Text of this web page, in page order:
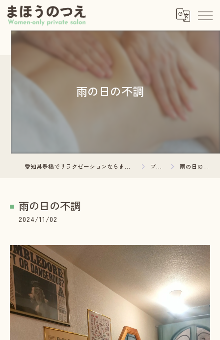
雨の日の不調
愛知県豊橋でリラクゼーションならまほうのつえ ブログ 雨の日の不調
雨の日の不調
2024/11/02